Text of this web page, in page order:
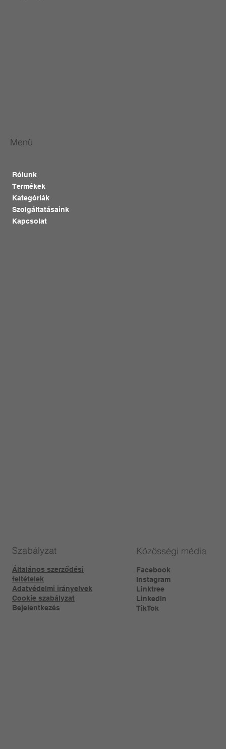
Szabályzat
Általános szerződési
feltételek
Adatvédelmi irányelvek
Cookie szabályzat
Bejelentkezés
Menü
Rólunk
Termékek
Kategóriák
Szolgáltatásaink
Kapcsolat
Közösségi média
Facebook
Instagram
Linktree​
LinkedIn
TikTok